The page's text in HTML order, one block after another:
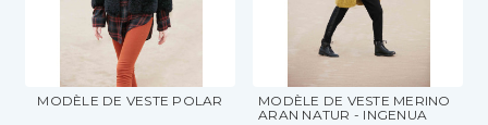
MODÈLE DE VESTE POLAR
MODÈLE DE VESTE MERINO
ARAN NATUR - INGENUA